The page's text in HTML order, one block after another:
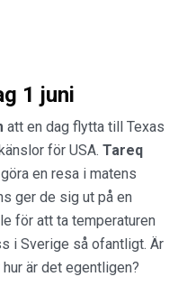
1 juni
att en dag flytta till Texas
för USA. Tareq
en resa i matens
ger de sig ut på en
för att ta temperaturen
i Sverige så ofantligt. Är
är det egentligen?